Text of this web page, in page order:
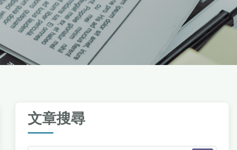
文章搜尋